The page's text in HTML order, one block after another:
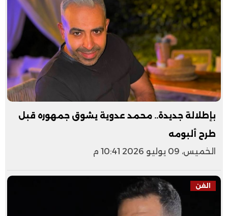
بإطلالة جديدة.. محمد عدوية يشوق جمهوره قبل
طرح ألبومه
الخميس، 09 يوليو 2026 10:41 م
الفن